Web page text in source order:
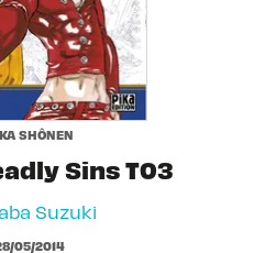
SHÔNEN
Sins T03
Suzuki
05/2014